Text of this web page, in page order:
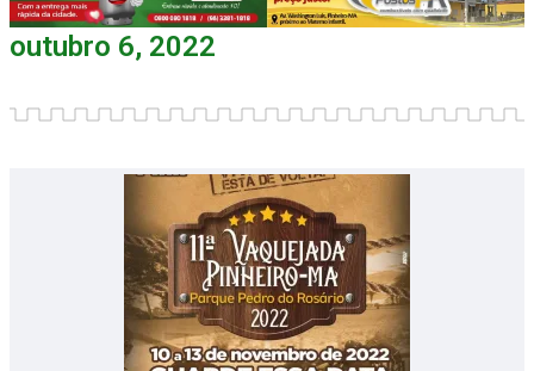
outubro 6, 2022